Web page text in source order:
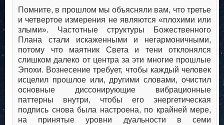
Помните, в прошлом мы объясняли вам, что третье
и четвертое измерения не являются «плохими или
злыми». Частотные структуры Божественного
Плана стали искаженными и негармоничными,
потому что маятник Света и тени отклонялся
слишком далеко от центра за эти многие прошлые
Эпохи. Вознесение требует, чтобы каждый человек
исцелил прошлое или, другими словами, очистил
основные диссонирующие вибрационные
паттерны внутри, чтобы его энергетическая
подпись снова была настроена, по крайней мере,
на принятые уровни дуальности в семи